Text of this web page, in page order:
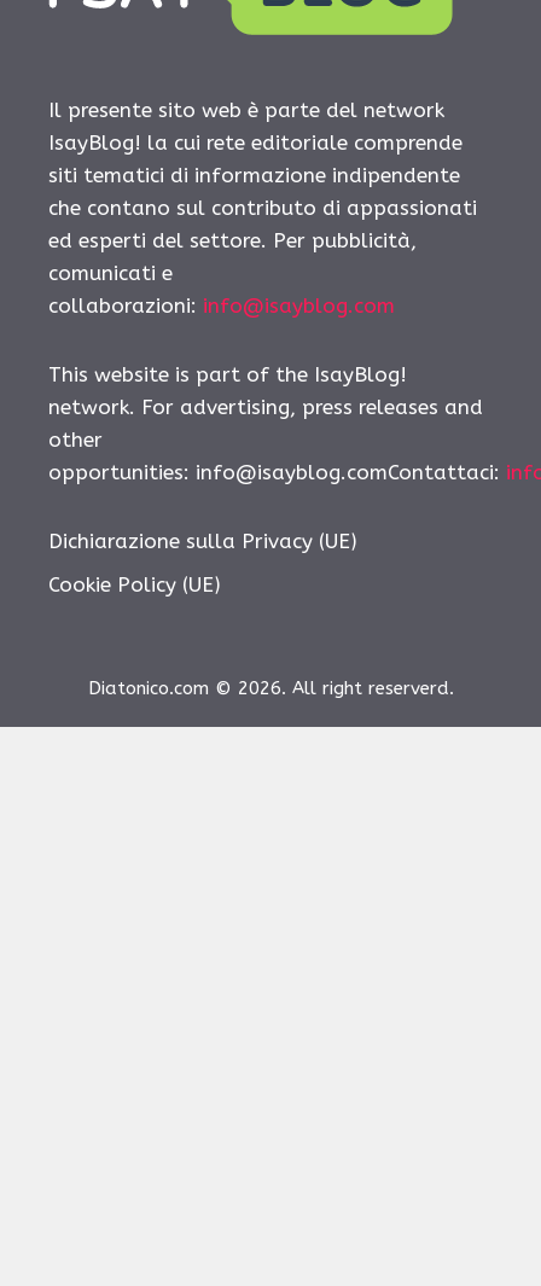
Il presente sito web è parte del network
IsayBlog! la cui rete editoriale comprende
siti tematici di informazione indipendente
che contano sul contributo di appassionati
ed esperti del settore. Per pubblicità,
comunicati e
collaborazioni: info@isayblog.com
This website is part of the IsayBlog!
network. For advertising, press releases and
other
opportunities: info@isayblog.comContattaci:
Dichiarazione sulla Privacy (UE)
Cookie Policy (UE)
Diatonico.com © 2026. All right reserverd.